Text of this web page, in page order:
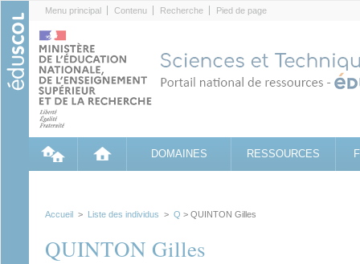
Menu principal Contenu Recherche Pied de page
DOMAINES RESSOURCES
Accueil > Liste des individus > Q > QUINTON Gilles
QUINTON Gilles